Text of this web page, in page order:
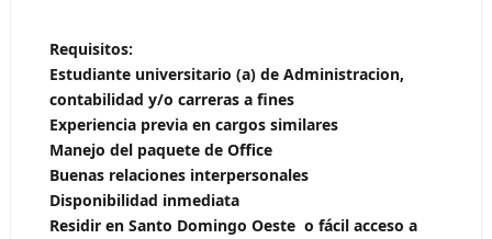
Requisitos:
Estudiante universitario (a) de Administracion,
contabilidad y/o carreras a fines
Experiencia previa en cargos similares
Manejo del paquete de Office
Buenas relaciones interpersonales
Disponibilidad inmediata
Residir en Santo Domingo Oeste  o fácil acceso a